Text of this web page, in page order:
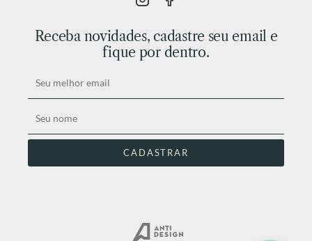
Receba novidades, cadastre seu email e
fique por dentro.